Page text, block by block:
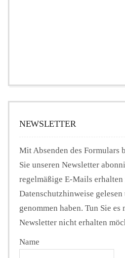
NEWSLETTER
Mit Absenden des Formulars
Sie unseren Newsletter
regelmäßige E-Mails
Datenschutzhinweise
genommen haben. Tun Sie es
Newsletter nicht erhalten
Name